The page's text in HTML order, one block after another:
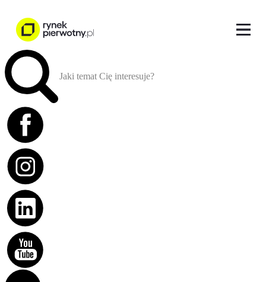
Jaki temat Cię interesuje?